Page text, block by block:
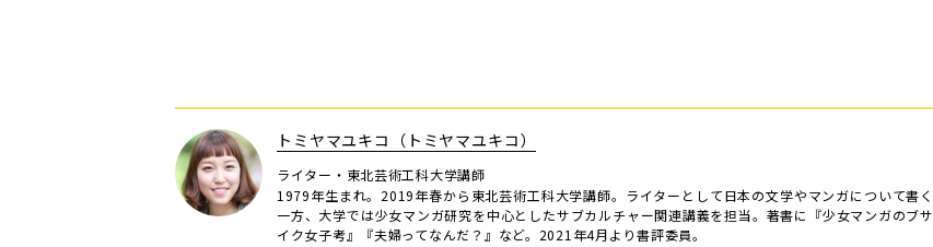
トミヤマユキコ（トミヤマユキコ）
ライター・東北芸術工科大学講師
1979年生まれ。2019年春から東北芸術工科大学講師。ライターとして日本の文学やマンガについて書く
一方、大学では少女マンガ研究を中心としたサブカルチャー関連講義を担当。著書に『少女マンガのブサ
イク女子考』『夫婦ってなんだ？』など。2021年4月より書評委員。